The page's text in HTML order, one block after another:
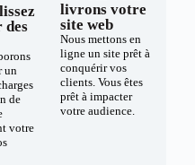
des
un
de
votre
livrons votre
site web
Nous mettons en
ligne un site prêt à
conquérir vos
clients. Vous êtes
prêt à impacter
votre audience.